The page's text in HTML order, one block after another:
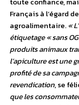
Français à l’égard
agroalimentaire.«
étiquetage « sans
produits animaux
l’apiculture est une
profité de sa
revendication, se
que les